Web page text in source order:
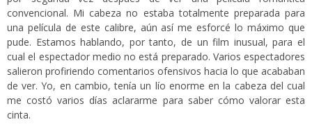
convencional. Mi cabeza no estaba totalmente preparada para
una película de este calibre, aún así me esforcé lo máximo que
pude. Estamos hablando, por tanto, de un film inusual, para el
cual el espectador medio no está preparado. Varios espectadores
salieron profiriendo comentarios ofensivos hacia lo que acababan
de ver. Yo, en cambio, tenía un lío enorme en la cabeza del cual
me costó varios días aclararme para saber cómo valorar esta
cinta.